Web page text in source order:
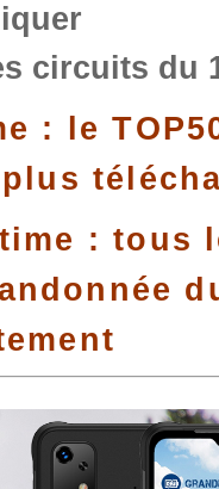
circuits du
: le
: tous